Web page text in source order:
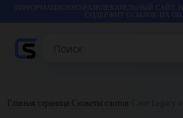
СОДЕРЖИТ ССЫЛОК НА
Главная страница Сюжеты слотов